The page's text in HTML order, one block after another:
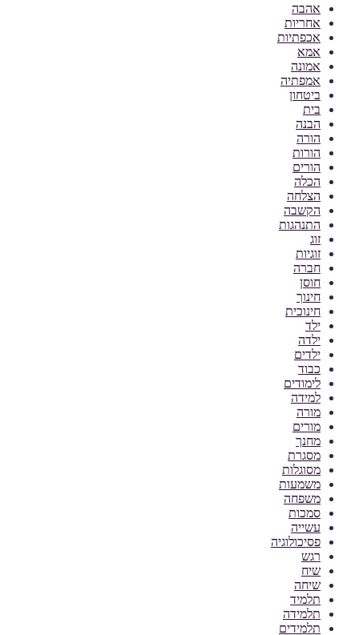
אהבה
אחריות
אכפתיות
אמא
אמונה
אמפתיה
ביטחון
בית
הבנה
הורה
הורות
הורים
הכלה
הצלחה
הקשבה
התנהגות
זוג
זוגיות
חברה
חוסן
חינוך
חינוכית
ילד
ילדה
ילדים
כבוד
לימודים
למידה
מורה
מורים
מחנך
מסגרת
מסוגלות
משמעות
משפחה
סמכות
עשייה
פסיכולוגיה
רגש
שיח
שיחה
תלמיד
תלמידה
תלמידים